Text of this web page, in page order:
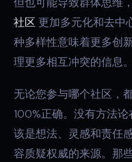
社区 更加多元化和去中
种多样性意味着更多创
理更多相互冲突的信息。
无论您参与哪个社区，
100%正确。没有方法
该是想法、灵感和责任
容质疑权威的来源。那